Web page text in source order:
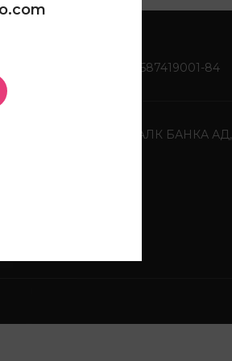
270-0587419001-84
ХАЛК БАНКА АД,